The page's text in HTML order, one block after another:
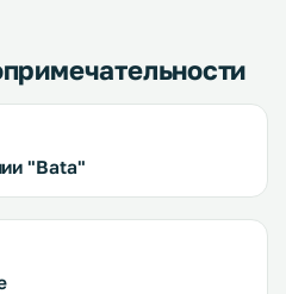
"Bata"